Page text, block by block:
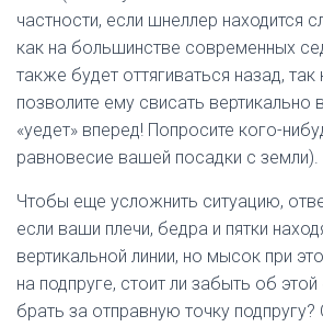
частности, если шнеллер находится
как на большинстве современных
также будет оттягиваться назад, так
позволите ему свисать вертикально
«уедет» вперед! Попросите кого-
равновесие вашей посадки с земли).
Чтобы еще усложнить ситуацию,
если ваши плечи, бедра и пятки
вертикальной линии, но мысок при
на подпруге, стоит ли забыть об этой
брать за отправную точку подпругу?